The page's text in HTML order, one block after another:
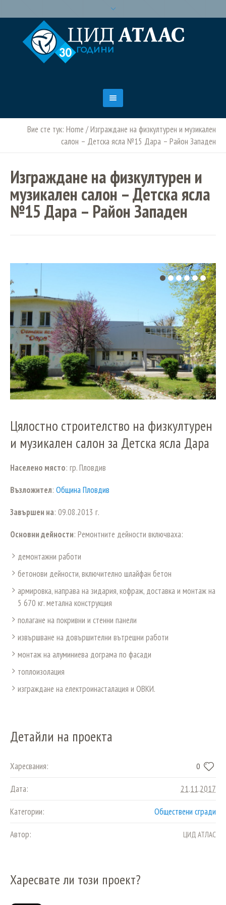
Вие сте тук: Home /Изграждане на физкултурен и музикален
салон – Детска ясла №15 Дара – Район Западен
Изграждане на физкултурен и
музикален салон – Детска ясла
№15 Дара – Район Западен
Цялостно строителство на физкултурен
и музикален салон за Детска ясла Дара
Населено място: гр. Пловдив
Възложител: Община Пловдив
Завършен на: 09.08.2013 г.
Основни дейности: Ремонтните дейности включваха:
демонтажни работи
бетонови дейности, включително шлайфан бетон
армировка, направа на зидария, кофраж, доставка и монтаж на
5 670 кг. метална конструкция
полагане на покривни и стенни панели
извършване на довършителни вътрешни работи
монтаж на алуминиева дограма по фасади
топлоизолация
изграждане на електроинасталация и ОВКИ.
Детайли на проекта
Харесвания: 0
Дата: 21.11.2017
Категории: Обществени сгради
Автор: ЦИД АТЛАС
Харесвате ли този проект?